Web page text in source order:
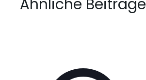
Ähnliche Beiträge